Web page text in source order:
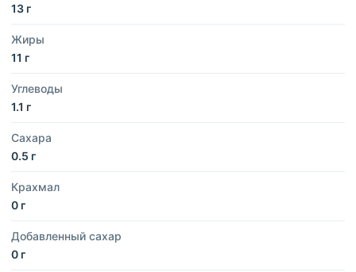
13 г
Жиры
11 г
Углеводы
1.1 г
Сахара
0.5 г
Крахмал
0 г
Добавленный сахар
0 г